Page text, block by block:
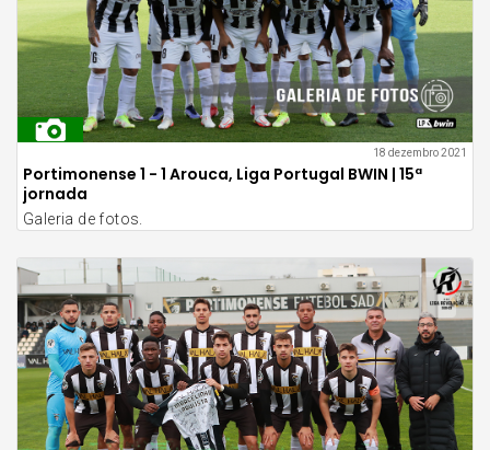
18 dezembro 2021
Portimonense 1 - 1 Arouca, Liga Portugal BWIN | 15ª
jornada
Galeria de fotos.